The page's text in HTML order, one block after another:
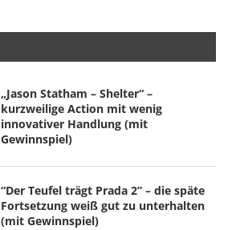
„Jason Statham – Shelter“ –
kurzweilige Action mit wenig
innovativer Handlung (mit
Gewinnspiel)
“Der Teufel trägt Prada 2” – die späte
Fortsetzung weiß gut zu unterhalten
(mit Gewinnspiel)